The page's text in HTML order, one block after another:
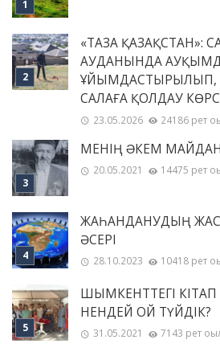
«ТАЗА ҚАЗАҚСТАН»:
АУДАНЫНДА
САЛАҒА ҚОЛДАУ
23.05.2026 24186 рет
МЕНІҢ ƏКЕМ
20.05.2021 14475 рет
ЖАҺАНДАНУДЫҢ
ӘСЕРІ
28.10.2023 10418 рет
ШЫМКЕНТТЕГІ
НЕНДЕЙ ОЙ ТҮЙДІК?
31.05.2021 7143 рет